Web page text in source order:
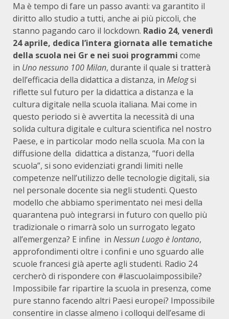
Ma è tempo di fare un passo avanti: va garantito il
diritto allo studio a tutti, anche ai più piccoli, che
stanno pagando caro il lockdown. Radio 24, venerdì
24 aprile, dedica l’intera giornata alle tematiche
della scuola nei Gr e nei suoi programmi come
in Uno nessuno 100 Milan, durante il quale si tratterà
dell’efficacia della didattica a distanza, in Melogsi
riflette sul futuro per la didattica a distanza e la
cultura digitale nella scuola italiana. Mai come in
questo periodo si è avvertita la necessità di una
solida cultura digitale e cultura scientifica nel nostro
Paese, e in particolar modo nella scuola. Ma con la
diffusione della didattica a distanza, “fuori della
scuola”, si sono evidenziati grandi limiti nelle
competenze nell’utilizzo delle tecnologie digitali, sia
nel personale docente sia negli studenti. Questo
modello che abbiamo sperimentato nei mesi della
quarantena può integrarsi in futuro con quello più
tradizionale o rimarrà solo un surrogato legato
all’emergenza? E infine in Nessun Luogo è lontano,
approfondimenti oltre i confini e uno sguardo alle
scuole francesi già aperte agli studenti. Radio 24
cercherò di rispondere con #lascuolaimpossibile?
Impossibile far ripartire la scuola in presenza, come
pure stanno facendo altri Paesi europei? Impossibile
consentire in classe almeno i colloqui dell’esame di